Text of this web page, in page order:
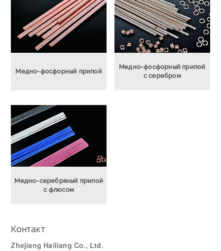
Медно-фосфорный припой
Медно-фосфорный припой
с серебром
Медно-серебряный припой
с флюсом
Контакт
Zhejiang Hailiang Co., Ltd.